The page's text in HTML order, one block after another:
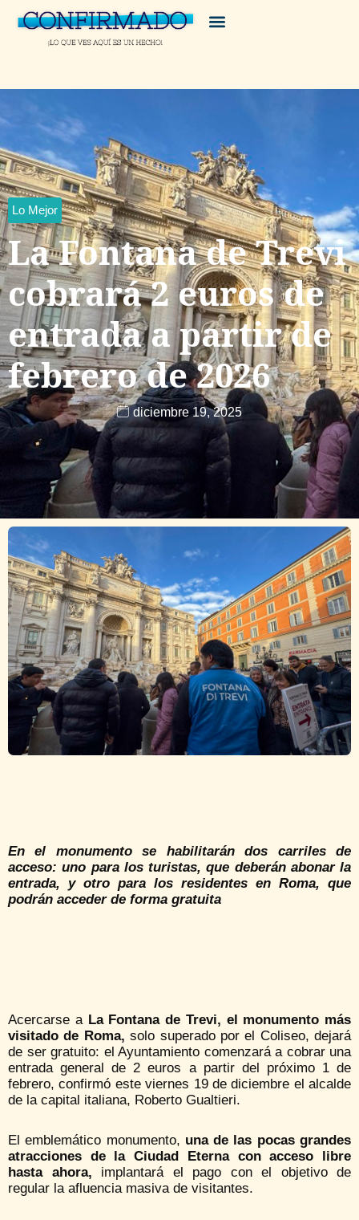
Lo Mejor
La Fontana de Trevi
cobrará 2 euros de
entrada a partir de
febrero de 2026
diciembre 19, 2025
En el monumento se habilitarán dos carriles de
acceso: uno para los turistas, que deberán abonar la
entrada, y otro para los residentes en Roma, que
podrán acceder de forma gratuita
Acercarse a La Fontana de Trevi, el monumento más
visitado de Roma,solo superado por el Coliseo, dejará
de ser gratuito: el Ayuntamiento comenzará a cobrar una
entrada general de 2 euros a partir del próximo 1 de
febrero, confirmó este viernes 19 de diciembre el alcalde
de la capital italiana, Roberto Gualtieri.
El emblemático monumento, una de las pocas grandes
atracciones de la Ciudad Eterna con acceso libre
hasta ahora, implantará el pago con el objetivo de
regular la afluencia masiva de visitantes.